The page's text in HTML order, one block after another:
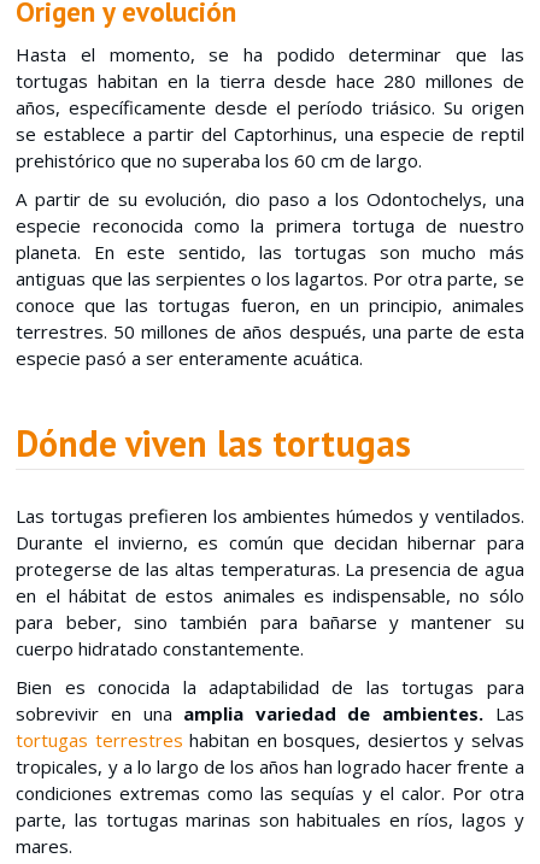
Origen y evolución
Hasta el momento, se ha podido determinar que las
tortugas habitan en la tierra desde hace 280 millones de
años, específicamente desde el período triásico. Su origen
se establece a partir del Captorhinus, una especie de reptil
prehistórico que no superaba los 60 cm de largo.
A partir de su evolución, dio paso a los Odontochelys, una
especie reconocida como la primera tortuga de nuestro
planeta. En este sentido, las tortugas son mucho más
antiguas que las serpientes o los lagartos. Por otra parte, se
conoce que las tortugas fueron, en un principio, animales
terrestres. 50 millones de años después, una parte de esta
especie pasó a ser enteramente acuática.
Dónde viven las tortugas
Las tortugas prefieren los ambientes húmedos y ventilados.
Durante el invierno, es común que decidan hibernar para
protegerse de las altas temperaturas. La presencia de agua
en el hábitat de estos animales es indispensable, no sólo
para beber, sino también para bañarse y mantener su
cuerpo hidratado constantemente.
Bien es conocida la adaptabilidad de las tortugas para
sobrevivir en una amplia variedad de ambientes. Las
tortugas terrestres habitan en bosques, desiertos y selvas
tropicales, y a lo largo de los años han logrado hacer frente a
condiciones extremas como las sequías y el calor. Por otra
parte, las tortugas marinas son habituales en ríos, lagos y
mares.